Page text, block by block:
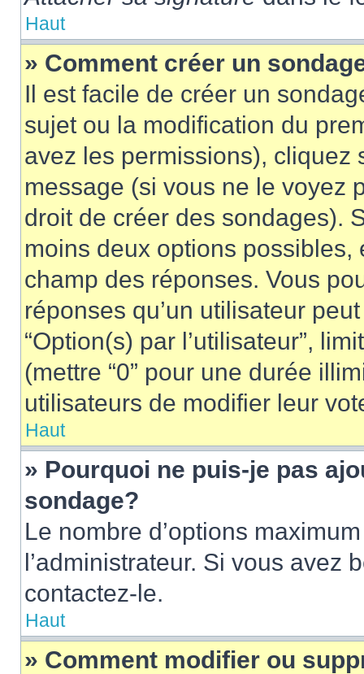
Haut
» Comment créer un
Il est facile de créer un
sujet ou la modification du
avez les permissions), cliquez
message (si vous ne le voyez
droit de créer des sondages).
moins deux options
champ des réponses. Vous
réponses qu’un utilisateur
“Option(s) par l’utilisateur”,
(mettre “0” pour une durée
utilisateurs de modifier leur
Haut
» Pourquoi ne puis-je pas
sondage?
Le nombre d’options
l’administrateur. Si vous avez
contactez-le.
Haut
» Comment modifier ou